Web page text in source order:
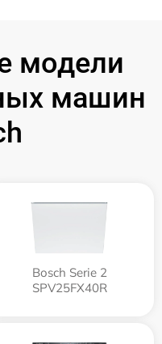
модели
машин
Bosch Serie 2
SPV25FX40R